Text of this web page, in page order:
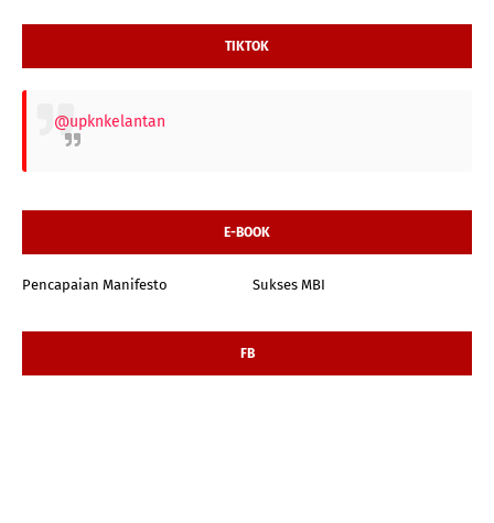
TIKTOK
@upknkelantan
E-BOOK
Pencapaian Manifesto Sukses MBI
FB